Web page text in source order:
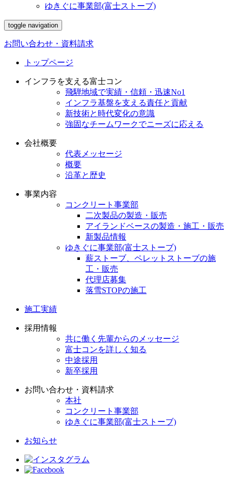
ゆきぐに事業部(富士ストーブ)
toggle navigation
お問い合わせ・資料請求
トップページ
インフラを支える富士コン
飛騨地域で実績・信頼・迅速No1
インフラ基盤を支える責任と貢献
新技術と時代変化の意識
強固なチームワークでニーズに応える
会社概要
代表メッセージ
概要
沿革と歴史
事業内容
コンクリート事業部
二次製品の製造・販売
アイランドベースの製造・施工・販売
新製品情報
ゆきぐに事業部(富士ストーブ)
薪ストーブ、ペレットストーブの施
工・販売
代理店募集
落雪STOPの施工
施工実績
採用情報
共に働く先輩からのメッセージ
富士コンを詳しく知る
中途採用
新卒採用
お問い合わせ・資料請求
本社
コンクリート事業部
ゆきぐに事業部(富士ストーブ)
お知らせ